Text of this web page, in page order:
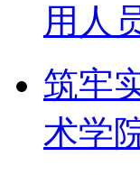
用人
筑牢
术学